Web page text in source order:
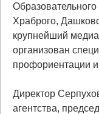
Храброго,
крупнейший
организован
профориентации
Директор
агентства,